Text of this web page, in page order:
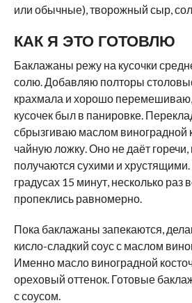
или обычные), творожный сыр,
КАК Я ЭТО ГОТОВЛЮ
Баклажаны режу на кусочки
солю. Добавляю полторы
крахмала и хорошо
кусочек был в панировке.
сбрызгиваю маслом виноградной
чайную ложку. Оно не даёт
получаются сухими и
градусах 15 минут, несколько раз
пропеклись равномерно.
Пока баклажаны запекаются,
кисло-сладкий соус с маслом
Именно масло виноградной
ореховый оттенок. Готовые
с соусом.